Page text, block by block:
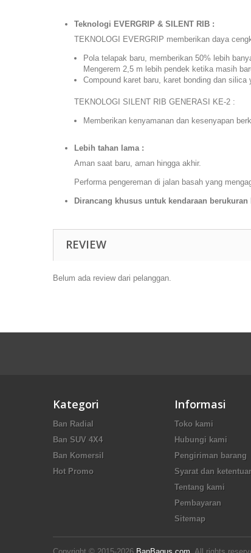
Teknologi EVERGRIP & SILENT RIB :
TEKNOLOGI EVERGRIP memberikan daya
Pola telapak baru, memberikan 50% lebih
Mengerem 2,5 m lebih pendek ketika masih
Compound karet baru, karet bonding dan
TEKNOLOGI SILENT RIB GENERASI KE-2 :
Memberikan kenyamanan dan kesenyapan
Lebih tahan lama :
Aman saat baru, aman hingga akhir.
Performa pengereman di jalan basah yang
Dirancang khusus untuk kendaraan berukuran
REVIEW
Belum ada review dari pelanggan.
Kategori
Ban Radial
Ban SUV 4X4
Ban Komersil
Hot Promo
Informasi
Toko kami
Hubungi kami
Pengiriman barang
Syarat dan
Tentang kami
Pembayaran
Sitemap